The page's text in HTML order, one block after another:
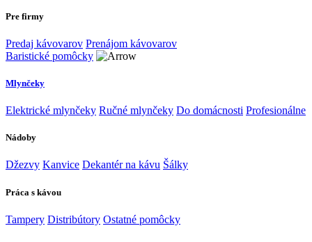
Pre firmy
Predaj kávovarov Prenájom kávovarov
Baristické pomôcky
Mlynčeky
Elektrické mlynčeky Ručné mlynčeky Do domácnosti Profesionálne
Nádoby
Džezvy Kanvice Dekantér na kávu Šálky
Práca s kávou
Tampery Distribútory Ostatné pomôcky